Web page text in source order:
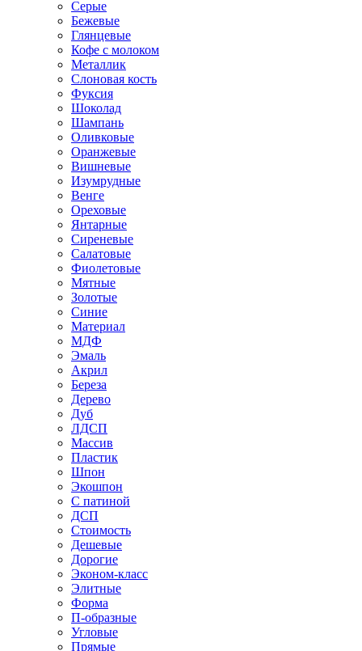
Серые
Бежевые
Глянцевые
Кофе с молоком
Металлик
Слоновая кость
Фуксия
Шоколад
Шампань
Оливковые
Оранжевые
Вишневые
Изумрудные
Венге
Ореховые
Янтарные
Сиреневые
Салатовые
Фиолетовые
Мятные
Золотые
Синие
Материал
МДФ
Эмаль
Акрил
Береза
Дерево
Дуб
ЛДСП
Массив
Пластик
Шпон
Экошпон
С патиной
ДСП
Стоимость
Дешевые
Дорогие
Эконом-класс
Элитные
Форма
П-образные
Угловые
Прямые